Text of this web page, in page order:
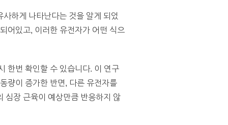
하게 나타난다는 것을 알게 되었
어있고, 이러한 유전자가 어떤 식으
한번 확인할 수 있습니다. 이 연구
량이 증가한 반면, 다른 유전자를
심장 근육이 예상만큼 반응하지 않